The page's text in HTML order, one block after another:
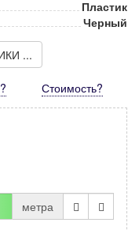
Пластик
Черный
...
Стоимость?
метра